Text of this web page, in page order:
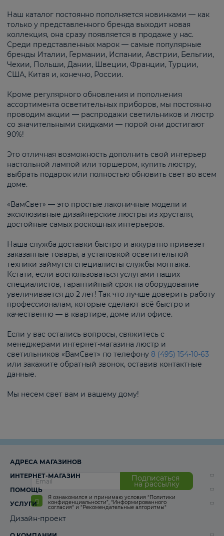
Наш каталог постоянно пополняется новинками — как
только у представленного бренда выходит новая
коллекция, она сразу появляется в продаже у нас.
Среди представленных марок — самые популярные
бренды Италии, Германии, Испании, Австрии, Бельгии,
Чехии, Польши, Дании, Швеции, Франции, Турции,
США, Китая и, конечно, России.
Кроме регулярного обновления и пополнения
ассортимента осветительных приборов, мы постоянно
проводим акции — распродажи светильников и люстр
со значительными скидками — порой они достигают
90%!
Это отличная возможность дополнить свой интерьер
настольной лампой или торшером, купить люстру,
выбрать подарок или полностью обновить свет во всем
доме.
«ВамСвет» — это простые лаконичные модели и
эксклюзивные дизайнерские люстры из хрусталя,
достойные самых роскошных интерьеров.
Наша служба доставки быстро и аккуратно привезет
заказанные товары, а установкой осветительной
техники займутся специалисты службы монтажа.
Кстати, если воспользоваться услугами наших
специалистов, гарантийный срок на оборудование
увеличивается до 2 лет! Так что лучше доверить работу
профессионалам, которые сделают всё быстро и
качественно — в квартире, доме или офисе.
Если у вас остались вопросы, свяжитесь с
менеджерами интернет-магазина люстр и
светильников «ВамСвет» по телефону 8 (495) 154-10-63
или закажите обратный звонок, оставив контактные
данные.
Мы несем свет вам и вашему дому!
Подписаться
на рассылку
Я ознакомился и принимаю условия “Политики
конфиденциальности”, “Информированного
согласия“ и “Рекомендательные алгоритмы“
АДРЕСА МАГАЗИНОВ
ИНТЕРНЕТ-МАГАЗИН
ПОМОЩЬ
УСЛУГИ
Дизайн-проект